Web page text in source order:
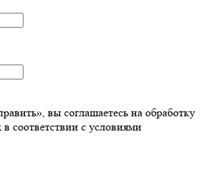
вы соглашаетесь на обработку
соответствии с условиями